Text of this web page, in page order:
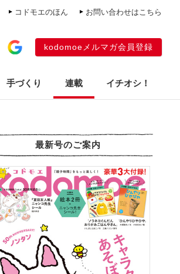
コドモエのほん お問い合わせはこちら
kodomoeメルマガ会員登録
手づくり 連載 イチオシ！
最新号のご案内